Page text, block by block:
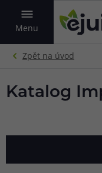
Menu
VYHLEDAT
Katalog